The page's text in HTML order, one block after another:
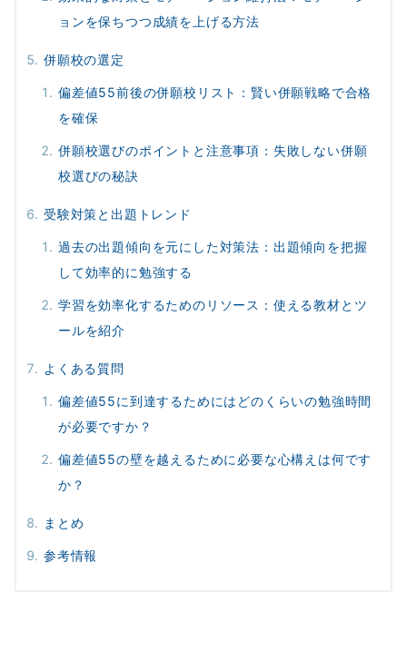
ョンを保ちつつ成績を上げる方法
併願校の選定
偏差値55前後の併願校リスト：賢い併願戦略で合格
を確保
併願校選びのポイントと注意事項：失敗しない併願
校選びの秘訣
受験対策と出題トレンド
過去の出題傾向を元にした対策法：出題傾向を把握
して効率的に勉強する
学習を効率化するためのリソース：使える教材とツ
ールを紹介
よくある質問
偏差値55に到達するためにはどのくらいの勉強時間
が必要ですか？
偏差値55の壁を越えるために必要な心構えは何です
か？
まとめ
参考情報